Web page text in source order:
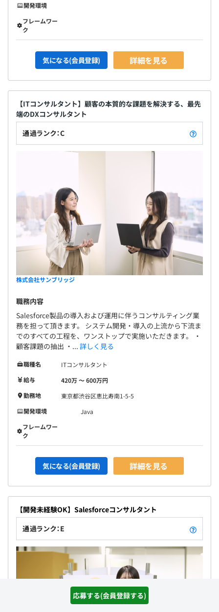
応募する(会員登録する)
開発環境
フレームワー
ク
気になる(会員登録) 詳細を見る
【ITコンサルタント】顧客の本質的な課題を解決する、最先
端のDXコンサルタント
通過ランク：C
株式会社サンブリッジ
職務内容
Salesforce製品の導入および運用に伴うコンサルティング業
務を担って頂きます。 システム開発・導入の上流から下流ま
でのすべての工程を、ワンストップで実施いただきます。 ・
顧客課題の抽出 ・... 詳しく見る
職種名
ITコンサルタント
給与
420万 〜 600万円
勤務地
東京都渋谷区恵比寿南1-5-5
開発環境
Java
フレームワー
ク
気になる(会員登録) 詳細を見る
【開発未経験OK】Salesforceコンサルタント
通過ランク：E